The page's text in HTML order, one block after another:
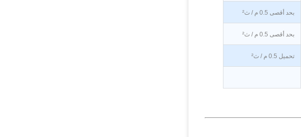
بحد أقصى 0.5 م / ث²
بحد أقصى 0.5 م / ث²
تحميل 0.5 م / ث²